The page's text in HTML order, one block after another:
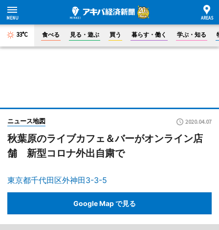
33°C 食べる 見る・遊ぶ 買う 暮らす・働く 学ぶ・知る
ニュース地図 2020.04.07
秋葉原のライブカフェ＆バーがオンライン店
舗 新型コロナ外出自粛で
東京都千代田区外神田3-3-5
Google Map で見る